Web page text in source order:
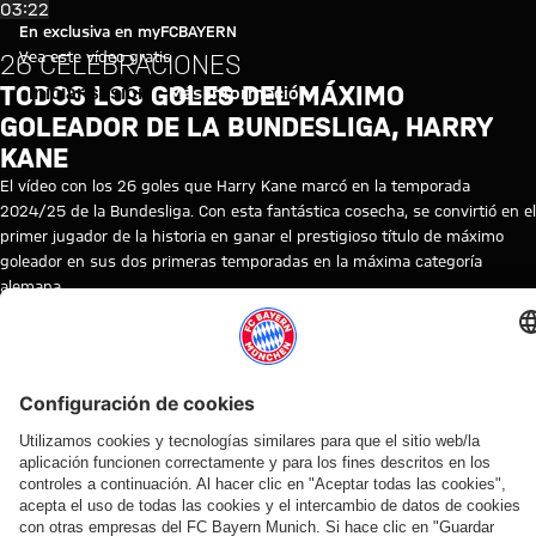
Video: Todos los goles de
Reproducir vídeo
En exclusiva en myFCBAYERN
Vea este vídeo gratis
Iniciar sesión Más información
03:22
26 CELEBRACIONES
TODOS LOS GOLES DEL MÁXIMO
GOLEADOR DE LA BUNDESLIGA, HARRY
KANE
El vídeo con los 26 goles que Harry Kane marcó en la temporada
2024/25 de la Bundesliga. Con esta fantástica cosecha, se convirtió en el
primer jugador de la historia en ganar el prestigioso título de máximo
goleador en sus dos primeras temporadas en la máxima categoría
alemana.
TEMAS DE ESTE VÍDEO
BAYERN
KANE
VÍDEOS RELACIONADOS
Vídeo
AUDI
FOOTBALL
Vídeo
EN
VÍDEO
Vídeo
EN
Vídeo
Entrevista
AUDI
SUMMER
Vídeo
EN DIFERIDO
Así fue el
Vídeo
EN
DIFERIDO
Vídeo
VÍDEO
ENTRE
Vídeo
VÍDEO
Jonas